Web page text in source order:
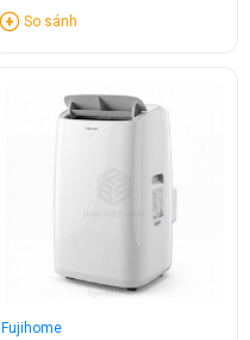
So sánh
Fujihome